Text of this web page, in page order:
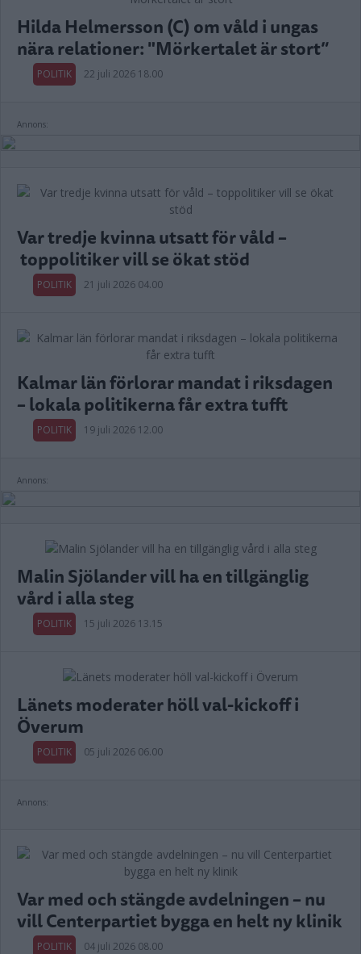
Hilda Helmersson (C) om våld i ungas
nära relationer: "Mörkertalet är stort”
POLITIK 22 juli 2026 18.00
Annons:
Var tredje kvinna utsatt för våld –
toppolitiker vill se ökat stöd
POLITIK 21 juli 2026 04.00
Kalmar län förlorar mandat i riksdagen
– lokala politikerna får extra tufft
POLITIK 19 juli 2026 12.00
Annons:
Malin Sjölander vill ha en tillgänglig
vård i alla steg
POLITIK 15 juli 2026 13.15
Länets moderater höll val-kickoff i
Överum
POLITIK 05 juli 2026 06.00
Annons:
Var med och stängde avdelningen – nu
vill Centerpartiet bygga en helt ny klinik
POLITIK 04 juli 2026 08.00